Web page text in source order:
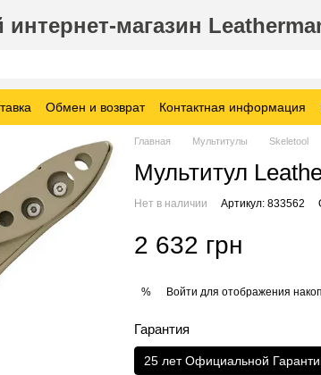
магазин
Обмен и возврат Контактная информация
Главная Мультитулы Skeletool
Мультитул
Нет в наличии Артикул: 833562
2 632 грн
% Войти для отображения
Гарантия
25 лет Официальной